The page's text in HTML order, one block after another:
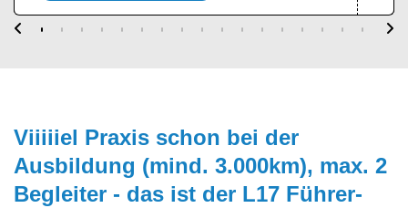
Viiiiiel Praxis schon bei der
Ausbildung (mind. 3.000km), max. 2
Begleiter - das ist der L17 Führer­